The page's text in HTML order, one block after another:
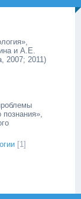
и А.Е.
2007; 2011)
познания»,
[1]